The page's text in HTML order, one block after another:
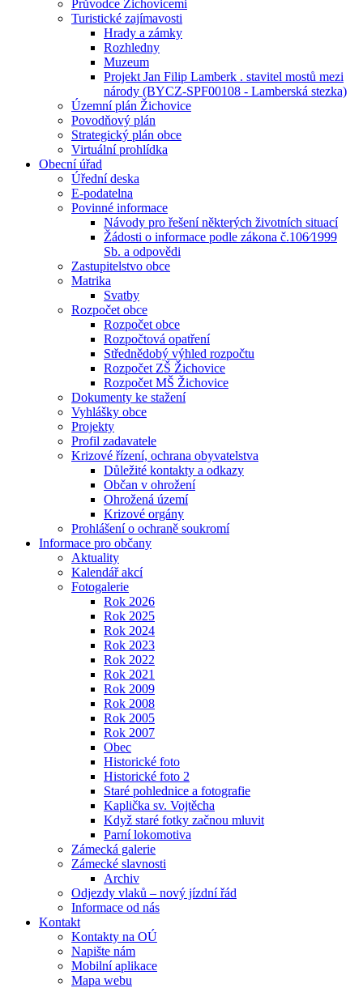
Průvodce Žichovicemi
Turistické zajímavosti
Hrady a zámky
Rozhledny
Muzeum
Projekt Jan Filip Lamberk . stavitel mostů mezi
národy (BYCZ-SPF00108 - Lamberská stezka)
Územní plán Žichovice
Povodňový plán
Strategický plán obce
Virtuální prohlídka
Obecní úřad
Úřední deska
E-podatelna
Povinné informace
Návody pro řešení některých životních situací
Žádosti o informace podle zákona č.106⁄1999
Sb. a odpovědi
Zastupitelstvo obce
Matrika
Svatby
Rozpočet obce
Rozpočet obce
Rozpočtová opatření
Střednědobý výhled rozpočtu
Rozpočet ZŠ Žichovice
Rozpočet MŠ Žichovice
Dokumenty ke stažení
Vyhlášky obce
Projekty
Profil zadavatele
Krizové řízení, ochrana obyvatelstva
Důležité kontakty a odkazy
Občan v ohrožení
Ohrožená území
Krizové orgány
Prohlášení o ochraně soukromí
Informace pro občany
Aktuality
Kalendář akcí
Fotogalerie
Rok 2026
Rok 2025
Rok 2024
Rok 2023
Rok 2022
Rok 2021
Rok 2009
Rok 2008
Rok 2005
Rok 2007
Obec
Historické foto
Historické foto 2
Staré pohlednice a fotografie
Kaplička sv. Vojtěcha
Když staré fotky začnou mluvit
Parní lokomotiva
Zámecká galerie
Zámecké slavnosti
Archiv
Odjezdy vlaků – nový jízdní řád
Informace od nás
Kontakt
Kontakty na OÚ
Napište nám
Mobilní aplikace
Mapa webu